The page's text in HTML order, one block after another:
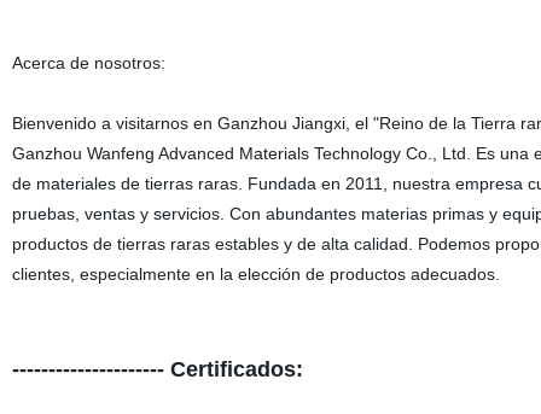
Acerca de nosotros:
Bienvenido a visitarnos en Ganzhou Jiangxi, el "Reino de la Tierra
Ganzhou Wanfeng Advanced Materials Technology Co., Ltd. Es
de materiales de tierras raras. Fundada en 2011, nuestra empresa
pruebas, ventas y servicios. Con abundantes materias primas y
productos de tierras raras estables y de alta calidad. Podemos
clientes, especialmente en la elección de productos adecuados.
--------------------- Certificados: